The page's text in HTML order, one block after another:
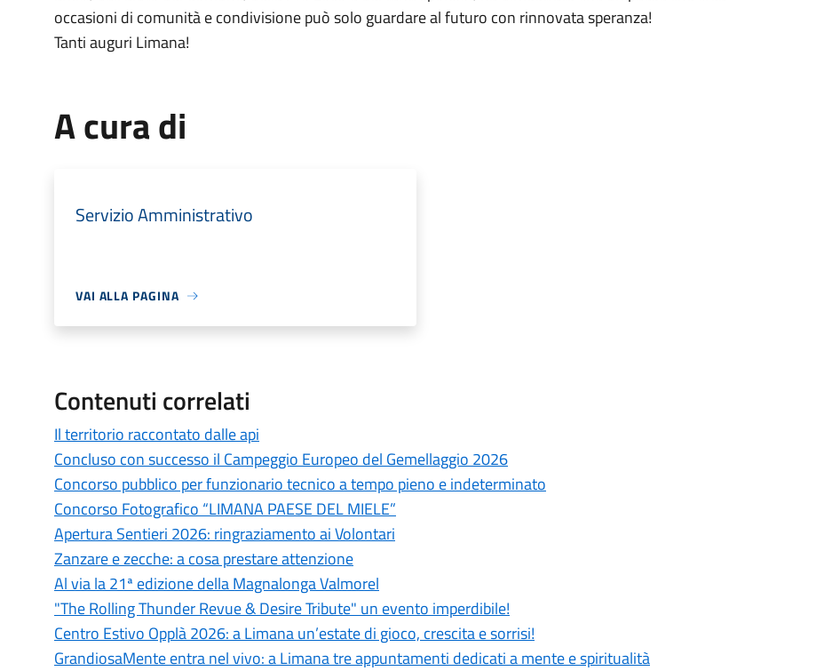
occasioni di comunità e condivisione può solo guardare al futuro con rinnovata speranza!
Tanti auguri Limana!
A cura di
Servizio Amministrativo
VAI ALLA PAGINA
Contenuti correlati
Il territorio raccontato dalle api
Concluso con successo il Campeggio Europeo del Gemellaggio 2026
Concorso pubblico per funzionario tecnico a tempo pieno e indeterminato
Concorso Fotografico “LIMANA PAESE DEL MIELE”
Apertura Sentieri 2026: ringraziamento ai Volontari
Zanzare e zecche: a cosa prestare attenzione
Al via la 21ª edizione della Magnalonga Valmorel
"The Rolling Thunder Revue & Desire Tribute" un evento imperdibile!
Centro Estivo Opplà 2026: a Limana un’estate di gioco, crescita e sorrisi!
GrandiosaMente entra nel vivo: a Limana tre appuntamenti dedicati a mente e spiritualità